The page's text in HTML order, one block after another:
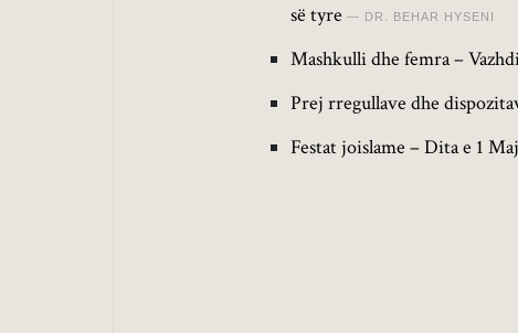
së tyre
DR. BEHAR HYSENI
Mashkulli dhe femra –
Prej rregullave dhe
Festat joislame – Dita e 1